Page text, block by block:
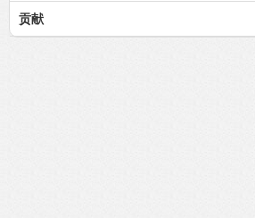
贡献